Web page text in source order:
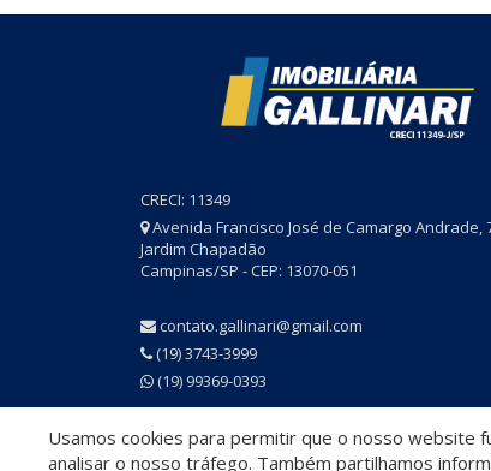
CRECI: 11349
Avenida Francisco José de Camargo Andrade,
Jardim Chapadão
Campinas/SP - CEP: 13070-051
contato.gallinari@gmail.com
(19) 3743-3999
(19) 99369-0393
© 2026 Imobiliária Gallinari- CRECI 11349
Usamos cookies para permitir que o nosso website
analisar o nosso tráfego. Também partilhamos